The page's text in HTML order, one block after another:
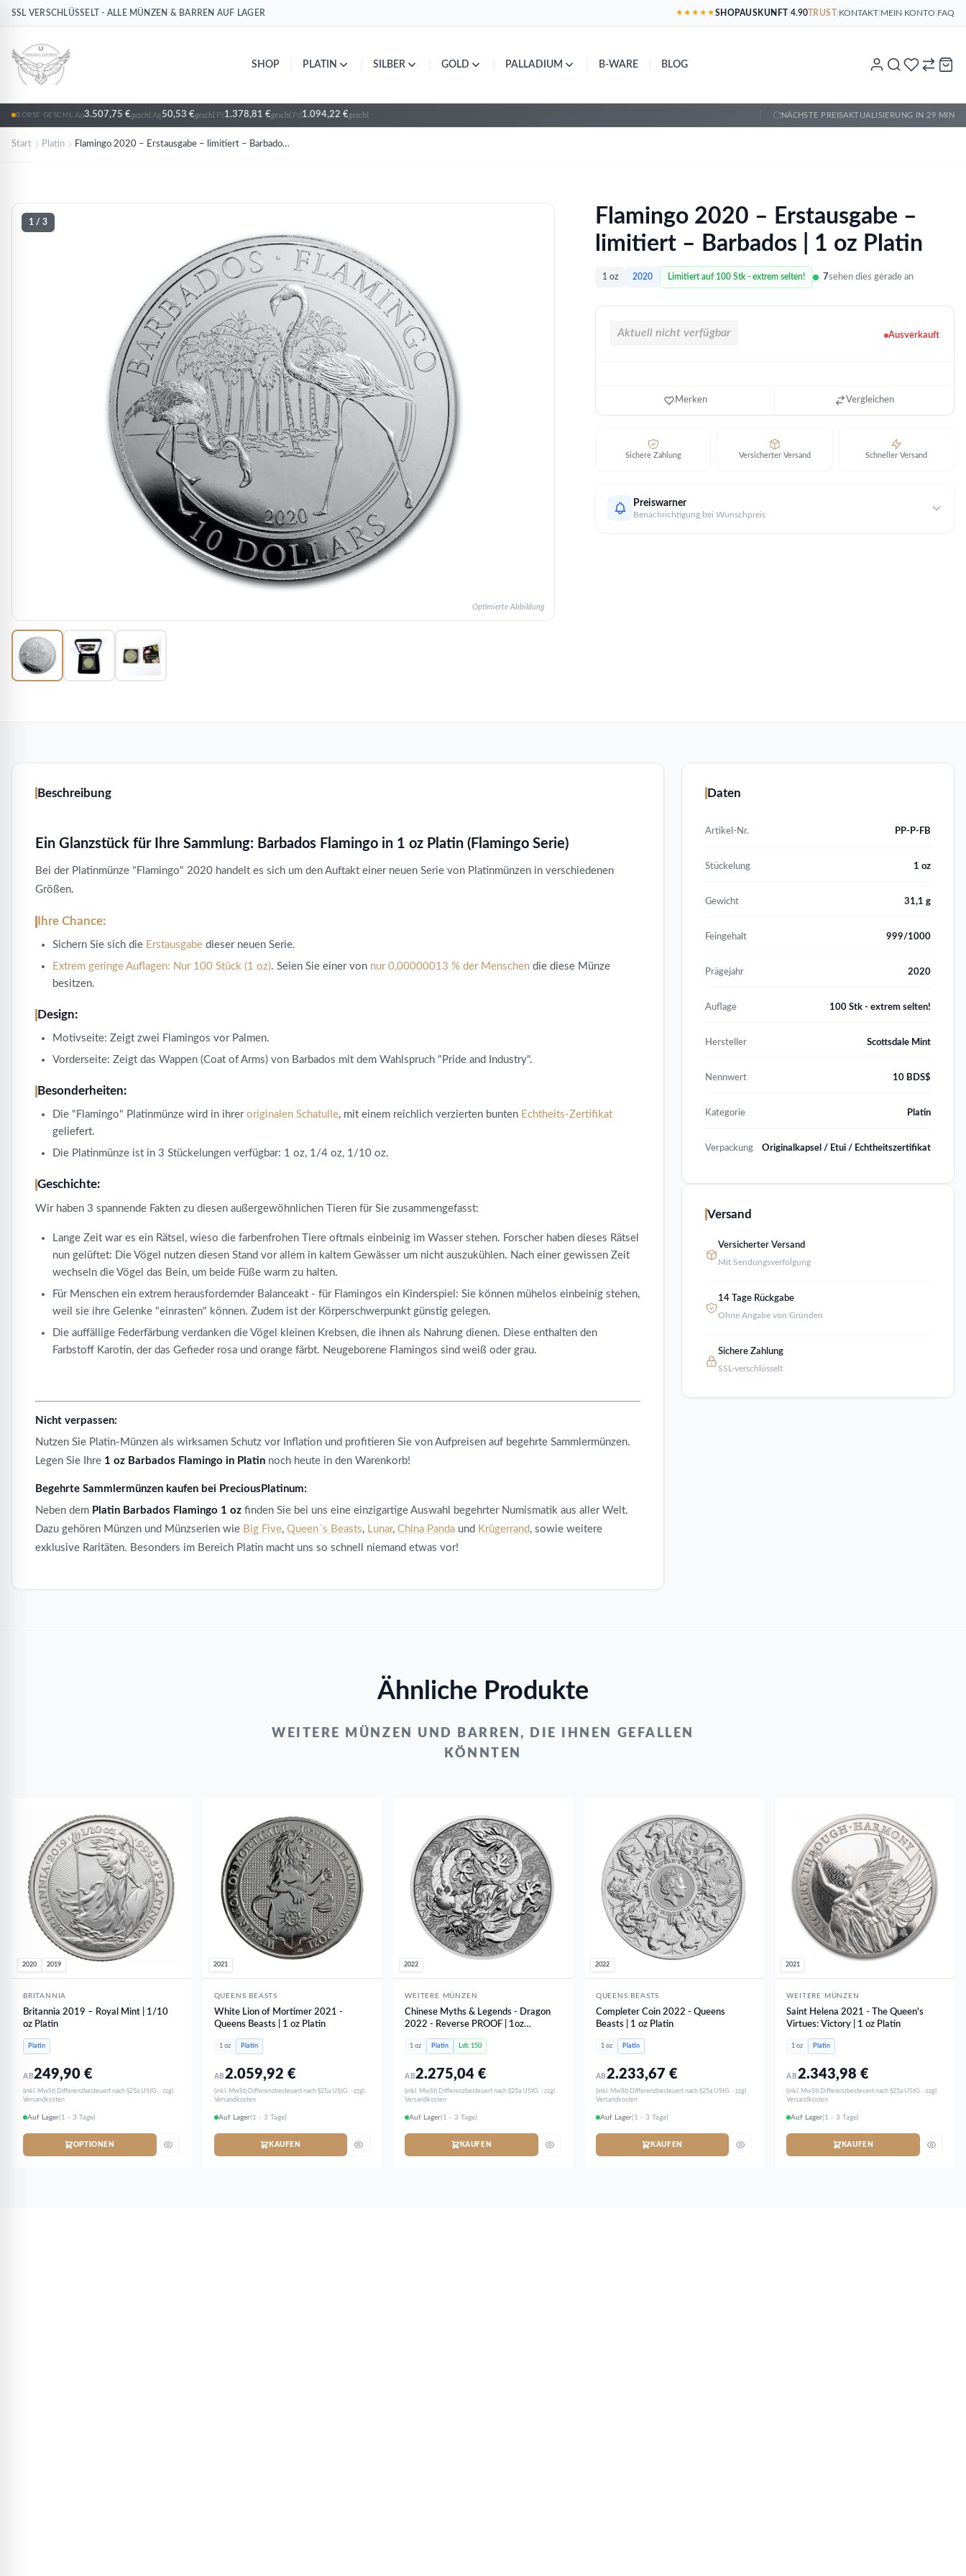
SSL VERSCHLÜSSELT - ALLE MÜNZEN & BARREN AUF LAGER ★★★★★ SHOPAUSKUNFT 4.90TRUST KONTAKT MEIN KONTO FAQ
SHOP PLATIN SILBER GOLD PALLADIUM B-WARE BLOG
BÖRSE GESCHL. Au3.507,75 €geschl. Ag50,53 €geschl. Pt1.378,81 €geschl. Pd 1.094,22 €geschl. NÄCHSTE PREISAKTUALISIERUNG IN 29 MIN
Start Platin Flamingo 2020 – Erstausgabe – limitiert – Barbados | 1 oz Platin
1 / 3
Optimierte Abbildung
Flamingo 2020 – Erstausgabe –
limitiert – Barbados | 1 oz Platin
1 oz 2020 Limitiert auf 100 Stk - extrem selten! 7sehen dies gerade an
Aktuell nicht verfügbar Ausverkauft
Merken Vergleichen
Sichere Zahlung Versicherter Versand Schneller Versand
Preiswarner
Benachrichtigung bei Wunschpreis
Beschreibung
Ein Glanzstück für Ihre Sammlung: Barbados Flamingo in 1 oz Platin (Flamingo Serie)
Bei der Platinmünze "Flamingo" 2020 handelt es sich um den Auftakt einer neuen Serie von Platinmünzen in verschiedenen
Größen.
Ihre Chance:
Sichern Sie sich die Erstausgabe dieser neuen Serie.
Extrem geringe Auflagen: Nur 100 Stück (1 oz). Seien Sie einer von nur 0,00000013 % der Menschen die diese Münze
besitzen.
Design:
Motivseite: Zeigt zwei Flamingos vor Palmen.
Vorderseite: Zeigt das Wappen (Coat of Arms) von Barbados mit dem Wahlspruch "Pride and Industry".
Besonderheiten:
Die "Flamingo" Platinmünze wird in ihrer originalen Schatulle, mit einem reichlich verzierten bunten Echtheits-Zertifikat
geliefert.
Die Platinmünze ist in 3 Stückelungen verfügbar: 1 oz, 1/4 oz, 1/10 oz.
Geschichte:
Wir haben 3 spannende Fakten zu diesen außergewöhnlichen Tieren für Sie zusammengefasst:
Lange Zeit war es ein Rätsel, wieso die farbenfrohen Tiere oftmals einbeinig im Wasser stehen. Forscher haben dieses Rätsel
nun gelüftet: Die Vögel nutzen diesen Stand vor allem in kaltem Gewässer um nicht auszukühlen. Nach einer gewissen Zeit
wechseln die Vögel das Bein, um beide Füße warm zu halten.
Für Menschen ein extrem herausfordernder Balanceakt - für Flamingos ein Kinderspiel: Sie können mühelos einbeinig stehen,
weil sie ihre Gelenke "einrasten" können. Zudem ist der Körperschwerpunkt günstig gelegen.
Die auffällige Federfärbung verdanken die Vögel kleinen Krebsen, die ihnen als Nahrung dienen. Diese enthalten den
Farbstoff Karotin, der das Gefieder rosa und orange färbt. Neugeborene Flamingos sind weiß oder grau.
Nicht verpassen:
Nutzen Sie Platin-Münzen als wirksamen Schutz vor Inflation und profitieren Sie von Aufpreisen auf begehrte Sammlermünzen.
Legen Sie Ihre 1 oz Barbados Flamingo in Platin noch heute in den Warenkorb!
Begehrte Sammlermünzen kaufen bei PreciousPlatinum:
Neben dem Platin Barbados Flamingo 1 oz finden Sie bei uns eine einzigartige Auswahl begehrter Numismatik aus aller Welt.
Dazu gehören Münzen und Münzserien wie Big Five, Queen´s Beasts, Lunar, China Panda und Krügerrand, sowie weitere
exklusive Raritäten. Besonders im Bereich Platin macht uns so schnell niemand etwas vor!
Daten
Artikel-Nr. PP-P-FB
Stückelung 1 oz
Gewicht 31,1 g
Feingehalt 999/1000
Prägejahr 2020
Auflage 100 Stk - extrem selten!
Hersteller Scottsdale Mint
Nennwert 10 BDS$
Kategorie Platin
Verpackung Originalkapsel / Etui / Echtheitszertifikat
Versand
Versicherter Versand
Mit Sendungsverfolgung
14 Tage Rückgabe
Ohne Angabe von Gründen
Sichere Zahlung
SSL-verschlüsselt
Ähnliche Produkte
WEITERE MÜNZEN UND BARREN, DIE IHNEN GEFALLEN
KÖNNTEN
Pt Platin
2020 2019
BRITANNIA
Britannia 2019 – Royal Mint | 1/10
oz Platin
Platin
AB249,90€
(inkl. MwSt) Differenzbesteuert nach §25a UStG. · zzgl.
Versandkosten
Auf Lager(1 - 3 Tage)
OPTIONEN
Pt Platin
2021
QUEENS BEASTS
White Lion of Mortimer 2021 -
Queens Beasts | 1 oz Platin
1 oz Platin
AB 2.059,92 €
(inkl. MwSt) Differenzbesteuert nach §25a UStG. · zzgl.
Versandkosten
Auf Lager(1 - 3 Tage)
KAUFEN
Pt Platin
2022
WEITERE MÜNZEN
Chinese Myths & Legends - Dragon
2022 - Reverse PROOF | 1oz
1 oz Platin Ldt. 150
AB2.275,04€
(inkl. MwSt) Differenzbesteuert nach §25a UStG. · zzgl.
Versandkosten
Auf Lager(1 - 3 Tage)
KAUFEN
Pt Platin
2022
QUEENS BEASTS
Completer Coin 2022 - Queens
Beasts | 1 oz Platin
1 oz Platin
AB 2.233,67 €
(inkl. MwSt) Differenzbesteuert nach §25a UStG. · zzgl.
Versandkosten
Auf Lager(1 - 3 Tage)
KAUFEN
Pt Platin
2021
WEITERE MÜNZEN
Saint Helena 2021 - The Queen's
Virtues: Victory | 1 oz Platin
1 oz Platin
AB 2.343,98 €
(inkl. MwSt) Differenzbesteuert nach §25a UStG. · zzgl.
Versandkosten
Auf Lager(1 - 3 Tage)
KAUFEN